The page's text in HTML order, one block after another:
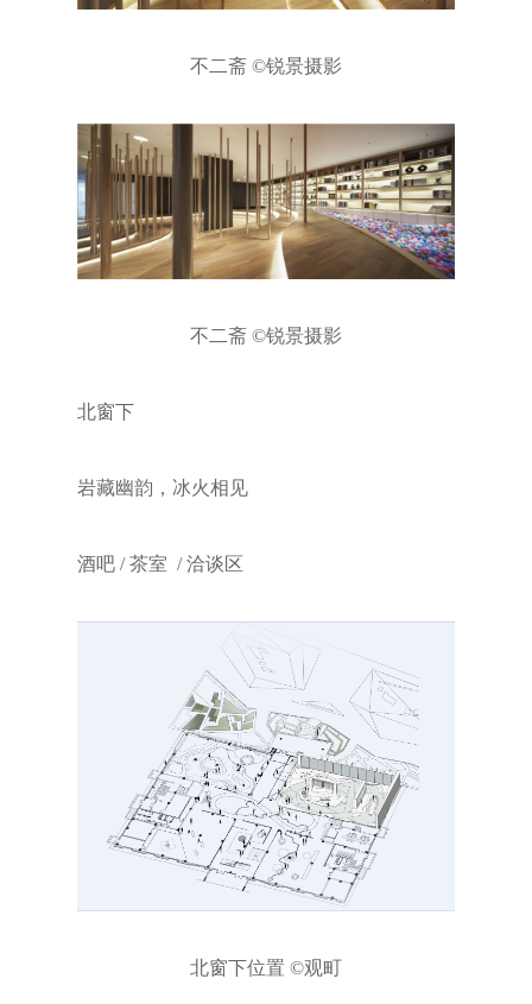
不二斋 ©锐景摄影
不二斋 ©锐景摄影
北窗下
岩藏幽韵，冰火相见
酒吧 / 茶室 / 洽谈区
北窗下位置 ©观町